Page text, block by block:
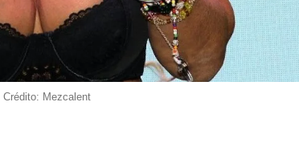
Crédito: Mezcalent